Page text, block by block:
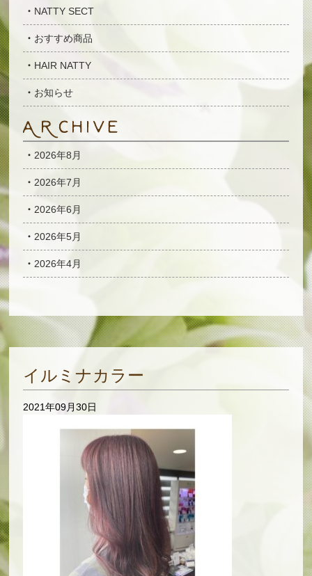
NATTY SECT
おすすめ商品
HAIR NATTY
お知らせ
2026年8月
2026年7月
2026年6月
2026年5月
2026年4月
イルミナカラー
2021年09月30日